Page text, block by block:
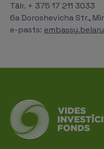
Tālr. + 375 17 211 3033
6a Doroshevicha Str.,
e-pasts: